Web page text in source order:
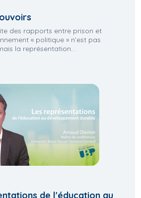
des rapports entre prison et
« politique » n’est pas
la représentation...
de l'éducation au